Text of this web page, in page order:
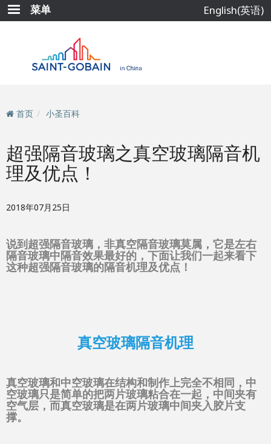
跳
转
菜单 English(英语)
首页 小圣百科
超强隔音玻璃之真空玻璃隔音机
理及优点！
2018年07月25日
说到超强隔音玻璃，非真空隔音玻璃莫属，它是左右
隔音玻璃中隔音效果最好的，下面让我们一起来看下
这种超强隔音玻璃的隔音机理及优点！
真空玻璃隔音机理
真空玻璃和中空玻璃在结构和制作上完全不相同，中
空玻璃只是简单的把两片玻璃粘合在一起，中间夹有
空气层，而真空玻璃是在两片玻璃中间夹入胶片支
撑。